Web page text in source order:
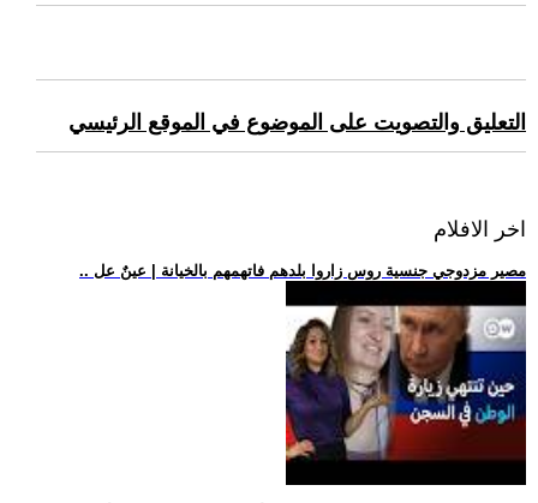
التعليق والتصويت على الموضوع في الموقع الرئيسي
اخر الافلام
.. مصير مزدوجي جنسية روس زاروا بلدهم فاتهمهم بالخيانة | عينٌ عل